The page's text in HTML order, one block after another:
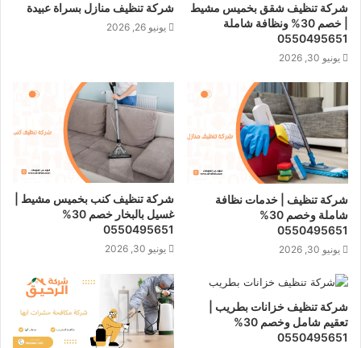
شركة تنظيف شقق بخميس مشيط
| خصم 30% ونظافة شاملة
0550495651
يونيو 30, 2026
شركة تنظيف منازل بسراة عبيدة
يونيو 26, 2026
شركة تنظيف | خدمات نظافة
شاملة وخصم 30%
0550495651
يونيو 30, 2026
شركة تنظيف كنب بخميس مشيط |
غسيل بالبخار خصم 30%
0550495651
يونيو 30, 2026
شركة تنظيف خزانات بطريب |
تعقيم شامل وخصم 30%
0550495651